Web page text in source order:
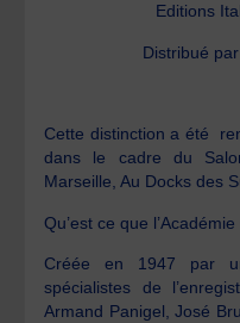
Editions
Distribué
Cette distinction a été
dans le cadre du
Marseille, Au Docks des
Qu’est ce que
Créée en 1947 par
spécialistes de
Armand Panigel, José